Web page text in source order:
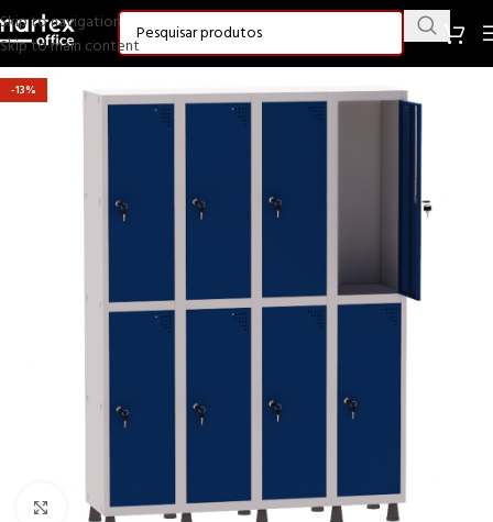
Skip to navigation
Skip to main content
-13%
Clique para ampliar